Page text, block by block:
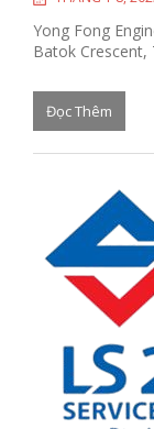
Yong Fong
Batok Crescent,
Đọc Thêm